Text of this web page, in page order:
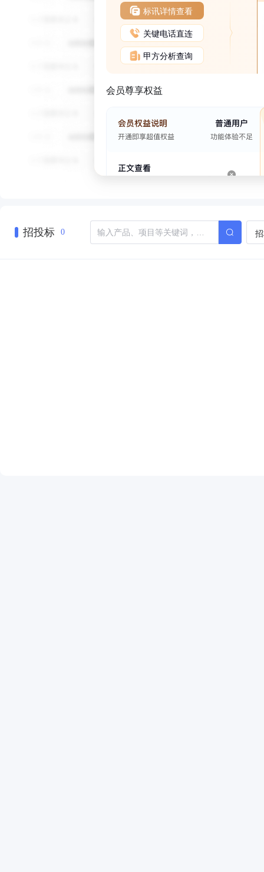
标讯详情查看
关键电话直连
甲方分析查询
会员尊享权益
招投标 0